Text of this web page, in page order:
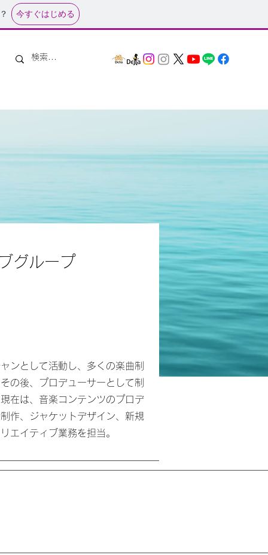
今すぐはじめる
グループ
ンとして活動し、多くの楽曲制
の後、プロデューサーとして制
在は、音楽コンテンツのプロデ
作、ジャケットデザイン、新規
エイティブ業務を担当。​